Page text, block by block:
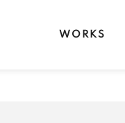
WORKS